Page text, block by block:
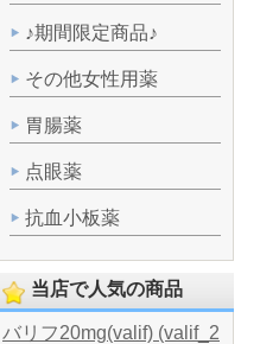
♪期間限定商品♪
その他女性用薬
胃腸薬
点眼薬
抗血小板薬
当店で人気の商品
バリフ20mg(valif) (valif_2